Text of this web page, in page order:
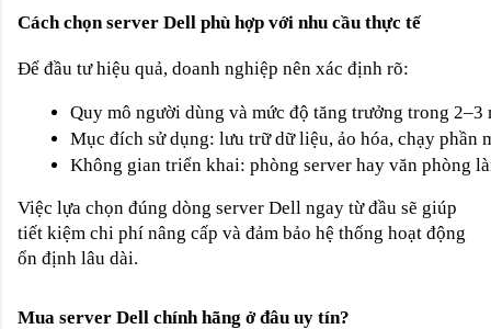
Cách chọn server Dell phù hợp với nhu cầu thực tế
Để đầu tư hiệu quả, doanh nghiệp nên xác định rõ:
Quy mô người dùng và mức độ tăng trưởng trong 2–3
Mục đích sử dụng: lưu trữ dữ liệu, ảo hóa, chạy phần
Không gian triển khai: phòng server hay văn phòng
Việc lựa chọn đúng dòng server Dell ngay từ đầu sẽ giúp
tiết kiệm chi phí nâng cấp và đảm bảo hệ thống hoạt động
ổn định lâu dài.
Mua server Dell chính hãng ở đâu uy tín?